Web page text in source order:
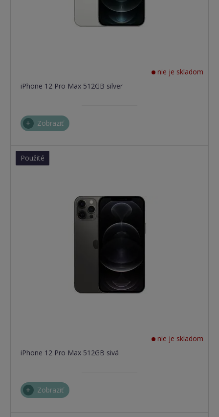
nie je skladom
iPhone 12 Pro Max 512GB silver
Zobraziť
Použité
nie je skladom
iPhone 12 Pro Max 512GB sivá
Zobraziť